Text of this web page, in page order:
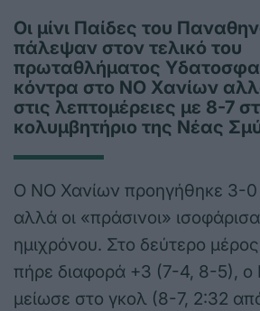
Οι μίνι Παίδες του
πάλεψαν στον τελικό του
πρωταθλήματος
κόντρα στο ΝΟ Χανίων
στις λεπτομέρειες με 8-7
κολυμβητήριο της Νέας
Ο ΝΟ Χανίων προηγήθηκε 3-0
αλλά οι «πράσινοι»
ημιχρόνου. Στο δεύτερο
πήρε διαφορά +3 (7-4, 8-5), ο
μείωσε στο γκολ (8-7, 2:32